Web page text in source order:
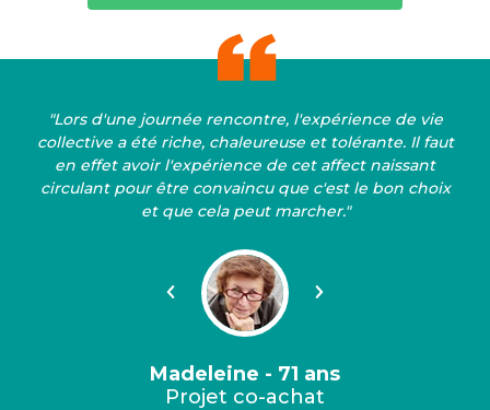
"Lors d'une journée rencontre, l'expérience de vie
collective a été riche, chaleureuse et tolérante. Il faut
en effet avoir l'expérience de cet affect naissant
circulant pour être convaincu que c'est le bon choix
et que cela peut marcher."
Précédent Suivant
Madeleine - 71 ans
Projet co-achat